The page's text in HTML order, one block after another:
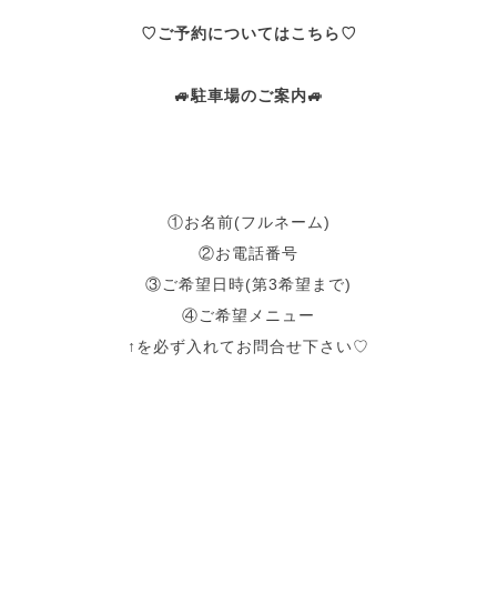
♡ご予約についてはこちら♡
🚙駐車場のご案内🚙
①お名前(フルネーム)
②お電話番号
③ご希望日時(第3希望まで)
④ご希望メニュー
↑を必ず入れてお問合せ下さい♡